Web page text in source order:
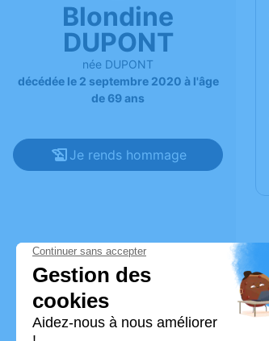
Blondine
DUPONT
née DUPONT
décédée le 2 septembre 2020 à l'âge
de 69 ans
Je rends hommage